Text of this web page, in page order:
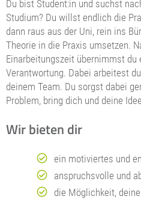
​Du bist Student:in und suchst
Studium? Du willst endlich die
dann raus aus der Uni, rein ins
Theorie in die Praxis umsetzen.
Einarbeitungszeit übernimmst du
Verantwortung. Dabei arbeitest
deinem Team. Du sorgst dabei
Problem, bring dich und deine
Wir bieten dir
ein motiviertes und
anspruchsvolle und
die Möglichkeit,